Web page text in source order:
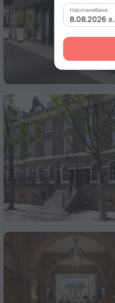
8.08.2026 г.
Настаняване